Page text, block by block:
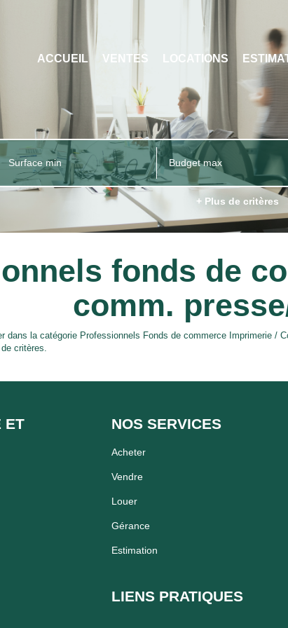
ACCUEIL VENTES LOCATIONS
+ Plus de critères
fonds de
comm.
dans la catégorie Professionnels Fonds de commerce Imprimerie /
critères.
ET
NOS SERVICES
Acheter
Vendre
Louer
Gérance
Estimation
LIENS PRATIQUES